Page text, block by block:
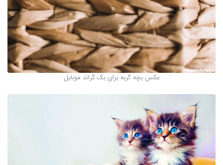
عکس بچه گربه برای بک گراند موبایل